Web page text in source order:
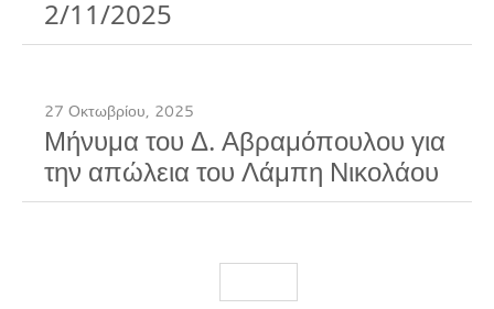
2/11/2025
27 Οκτωβρίου, 2025
Μήνυμα του Δ. Αβραμόπουλου για
την απώλεια του Λάμπη Νικολάου